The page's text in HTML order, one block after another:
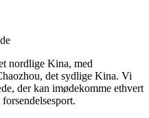
nordlige Kina, med
det sydlige Kina. Vi
der kan imødekomme ethvert